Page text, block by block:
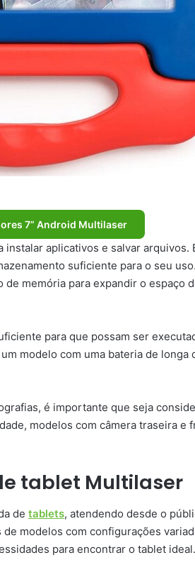
7” Android Multilaser
instalar aplicativos e salvar arquivos.
suficiente para o seu
memória para expandir o espaço
para que possam ser
modelo com uma bateria de longa
é importante que seja
modelos com câmera traseira e
tablet Multilaser
de tablets, atendendo desde o
modelos com configurações
para encontrar o tablet ideal.